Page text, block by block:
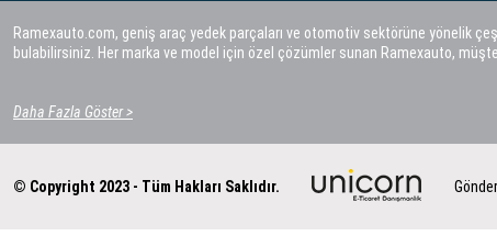
Ramexauto.com, geniş araç yedek parçaları ve otomotiv sektörüne yönelik
bulabilirsiniz. Her marka ve model için özel çözümler sunan Ramexauto,
Daha Fazla Göster >
© Copyright 2023 - Tüm Hakları Saklıdır.